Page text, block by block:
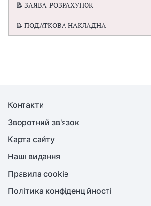
📝 ЗАЯВА-РОЗРАХУНОК
📝 ПОДАТКОВА НАКЛАДНА
Контакти
Зворотний зв'язок
Карта сайту
Наші видання
Правила cookie
Політика конфіденційності